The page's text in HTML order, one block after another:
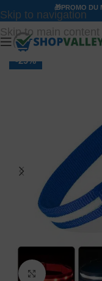
Skip to navigation
Skip to main content
🎁PROMO DU
-29%
Agrandir